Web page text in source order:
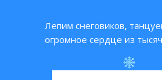
Лепим снеговиков,
огромное сердце из